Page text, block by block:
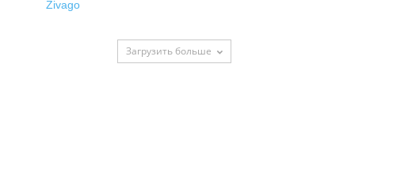
Загрузить больше